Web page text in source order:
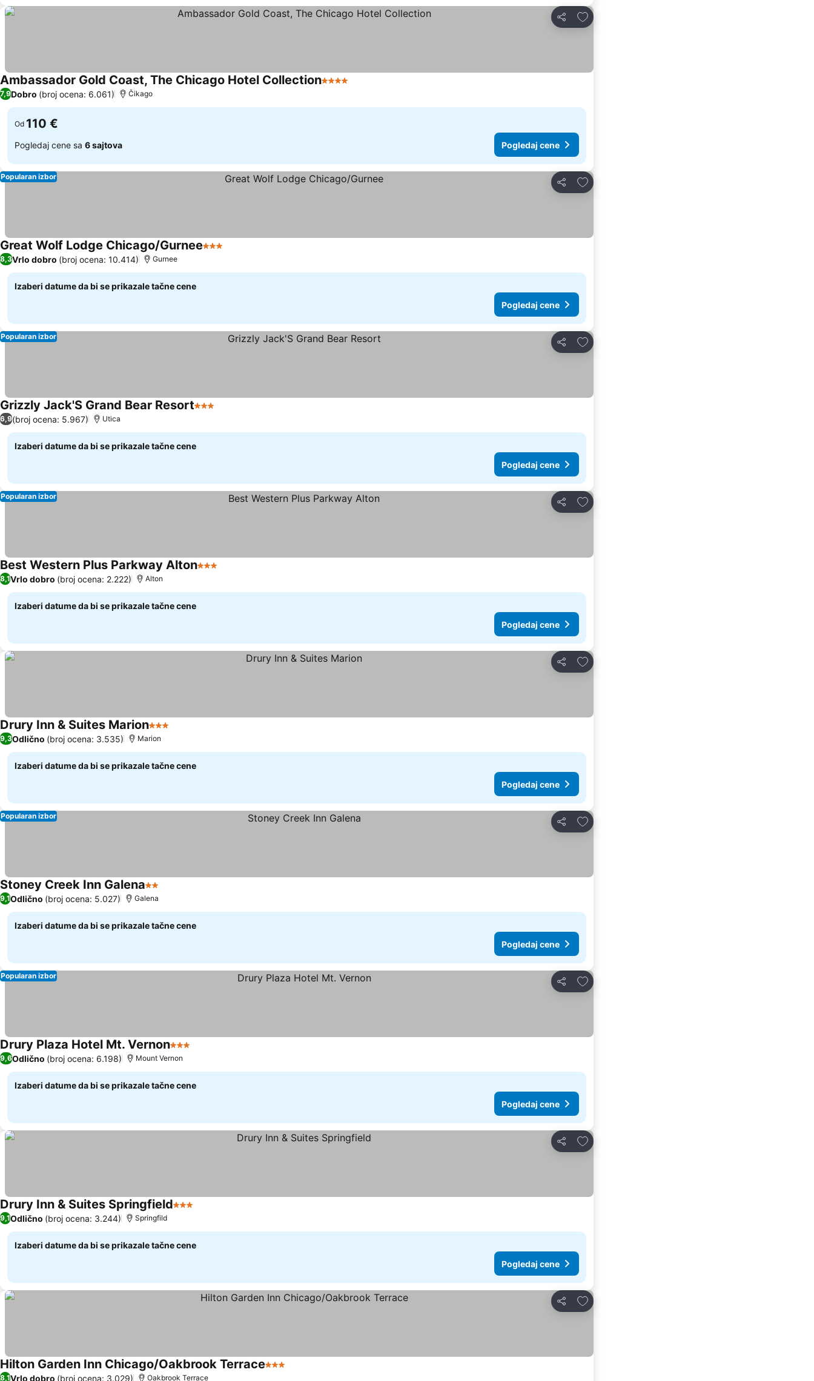
Deli
Dodati u favorite
Ambassador Gold Coast, The Chicago Hotel Collection4 Zvezdice
7,9Dobro (broj ocena: 6.061) Čikago
Od 110 €
Pogledaj cene sa 6 sajtova Pogledaj cene
Deli
Dodati u favorite
Popularan izbor
Great Wolf Lodge Chicago/Gurnee3 Zvezdice
8,3Vrlo dobro (broj ocena: 10.414) Gurnee
Izaberi datume da bi se prikazale tačne cene
Pogledaj cene
Deli
Dodati u favorite
Popularan izbor
Grizzly Jack'S Grand Bear Resort3 Zvezdice
6,9(broj ocena: 5.967) Utica
Izaberi datume da bi se prikazale tačne cene
Pogledaj cene
Deli
Dodati u favorite
Popularan izbor
Best Western Plus Parkway Alton3 Zvezdice
8,1Vrlo dobro (broj ocena: 2.222) Alton
Izaberi datume da bi se prikazale tačne cene
Pogledaj cene
Deli
Dodati u favorite
Drury Inn & Suites Marion3 Zvezdice
9,3Odlično (broj ocena: 3.535) Marion
Izaberi datume da bi se prikazale tačne cene
Pogledaj cene
Deli
Dodati u favorite
Popularan izbor
Stoney Creek Inn Galena2 Zvezdice
9,1Odlično (broj ocena: 5.027) Galena
Izaberi datume da bi se prikazale tačne cene
Pogledaj cene
Deli
Dodati u favorite
Popularan izbor
Drury Plaza Hotel Mt. Vernon3 Zvezdice
9,6Odlično (broj ocena: 6.198) Mount Vernon
Izaberi datume da bi se prikazale tačne cene
Pogledaj cene
Deli
Dodati u favorite
Drury Inn & Suites Springfield3 Zvezdice
9,1Odlično (broj ocena: 3.244) Springfild
Izaberi datume da bi se prikazale tačne cene
Pogledaj cene
Deli
Dodati u favorite
Hilton Garden Inn Chicago/Oakbrook Terrace3 Zvezdice
8,1Vrlo dobro (broj ocena: 3.029) Oakbrook Terrace